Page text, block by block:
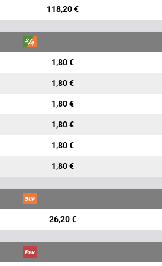
118,20 €
1,80 €
1,80 €
1,80 €
1,80 €
1,80 €
1,80 €
26,20 €